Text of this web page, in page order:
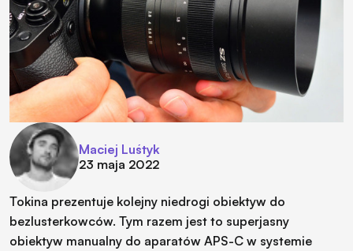
Maciej Luśtyk
23 maja 2022
Tokina prezentuje kolejny niedrogi obiektyw do
bezlusterkowców. Tym razem jest to superjasny
obiektyw manualny do aparatów APS-C w systemie